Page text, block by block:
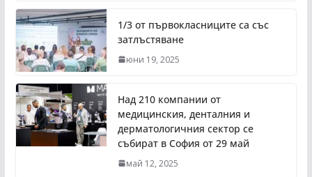
1/3 от първокласниците са със
затлъстяване
юни 19, 2025
Над 210 компании от
медицинския, денталния и
дерматологичния сектор се
събират в София от 29 май
май 12, 2025